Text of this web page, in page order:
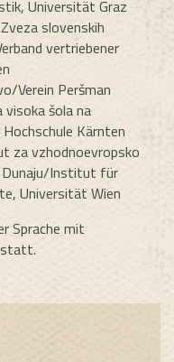
Universität Graz
slovenskih
vertriebener
Verein Peršman
visoka šola na
Kärnten
za vzhodnoevropsko
Dunaju/Institut für
Universität Wien
Sprache mit
statt.